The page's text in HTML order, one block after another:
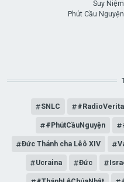
Suy Niệm
Phút Cầu Nguyện
SNLC
#PhútCầuNguyện
Đức Thánh cha Lêô XIV
Ucraina Đức